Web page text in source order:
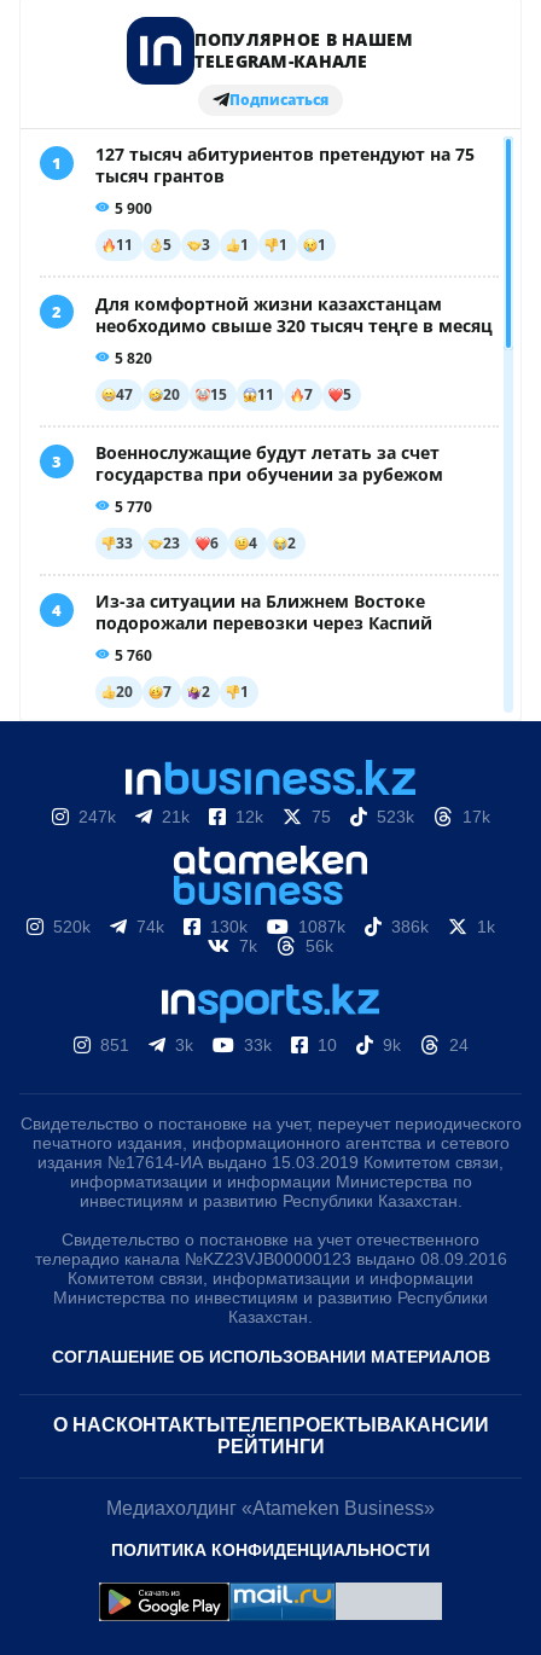
247k 21k 12k 75 523k 17k
520k 74k 130k 1087k 386k
1k
7k
56k
851 3k 33k 10 9k 24
Свидетельство о постановке на учет, переучет периодического
печатного издания, информационного агентства и сетевого
издания №17614-ИА выдано 15.03.2019 Комитетом связи,
информатизации и информации Министерства по
инвестициям и развитию Республики Казахстан.
Свидетельство о постановке на учет отечественного
телерадио канала №KZ23VJB00000123 выдано 08.09.2016
Комитетом связи, информатизации и информации
Министерства по инвестициям и развитию Республики
Казахстан.
СОГЛАШЕНИЕ ОБ ИСПОЛЬЗОВАНИИ МАТЕРИАЛОВ
О НАС КОНТАКТЫ ТЕЛЕПРОЕКТЫ ВАКАНСИИ
РЕЙТИНГИ
Медиахолдинг «Atameken Business»
ПОЛИТИКА КОНФИДЕНЦИАЛЬНОСТИ